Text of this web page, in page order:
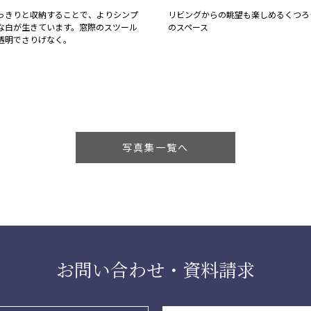
きりと収納することで、よりシンプ
白が生きています。窓際のスツール
明でさりげなく。
リビングからの眺望も楽しめるくつ
のスペース
写真集一覧へ
お問い合わせ・資料請求